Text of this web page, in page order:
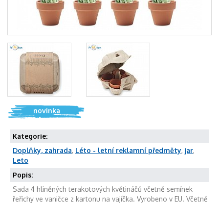
novinka
Kategorie:
Doplňky, zahrada, Léto - letní reklamní předměty, jar,
Leto
Popis:
Sada 4 hliněných terakotových květináčů včetně semínek
řeřichy ve vaničce z kartonu na vajíčka. Vyrobeno v EU. Včetně